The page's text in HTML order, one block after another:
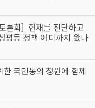
론회] 현재를 진단하고
평등 정책 어디까지 왔나
국민동의 청원에 함께